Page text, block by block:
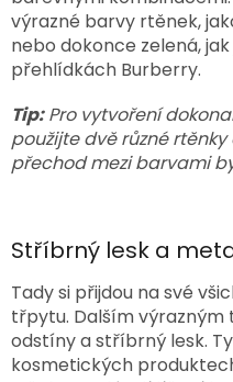
výrazné barvy rtěnek,
nebo dokonce zelená,
přehlídkách Burberry.
Tip:Pro vytvoření
použijte dvě různé
přechod mezi barvami
Stříbrný lesk a
Tady si přijdou na své
třpytu. Dalším
odstíny a stříbrný lesk.
kosmetických